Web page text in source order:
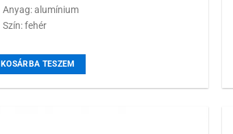
Anyag: alumínium
Szín: fehér
KOSÁRBA TESZEM